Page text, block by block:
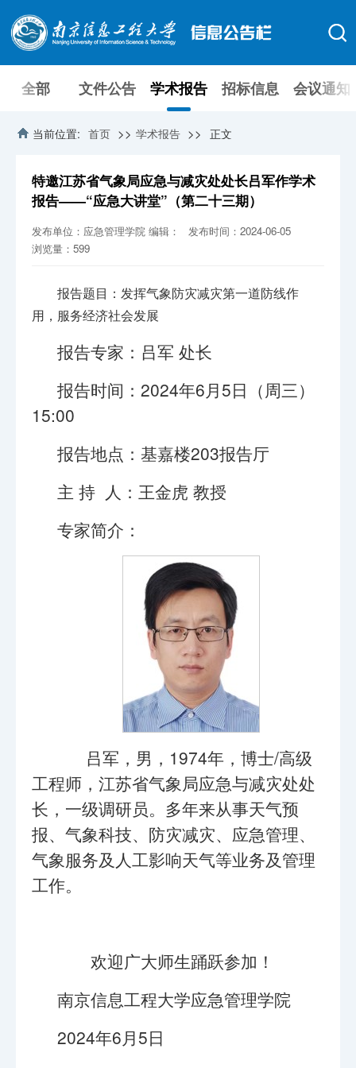
全部 文件公告 学术报告 招标信息 会议通知
当前位置: 首页 >> 学术报告 >> 正文
特邀江苏省气象局应急与减灾处处长吕军作学术
报告——“应急大讲堂”（第二十三期）
发布单位：应急管理学院 编辑：
发布时间：2024-06-05
浏览量：599
报告题目：发挥气象防灾减灾第一道防线作
用，服务经济社会发展
报告专家：吕军 处长
报告时间：2024年6月5日（周三）
15:00
报告地点：基嘉楼203报告厅
主 持 人：王金虎 教授
专家简介：
吕军，男，1974年，博士/高级
工程师，江苏省气象局应急与减灾处处
长，一级调研员。多年来从事天气预
报、气象科技、防灾减灾、应急管理、
气象服务及人工影响天气等业务及管理
工作。
欢迎广大师生踊跃参加！
南京信息工程大学应急管理学院
2024年6月5日